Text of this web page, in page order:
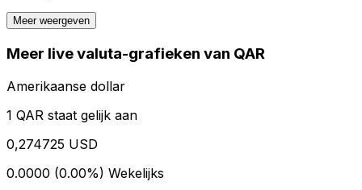
Meer weergeven
Meer live valuta-grafieken van QAR
Amerikaanse dollar
1 QAR staat gelijk aan
0,274725 USD
0.0000 (0.00%) Wekelijks